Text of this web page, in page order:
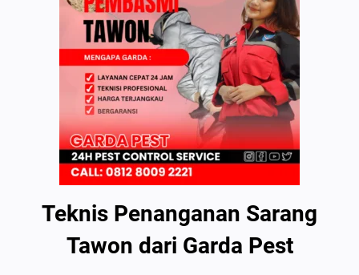
Teknis Penanganan Sarang
Tawon dari Garda Pest